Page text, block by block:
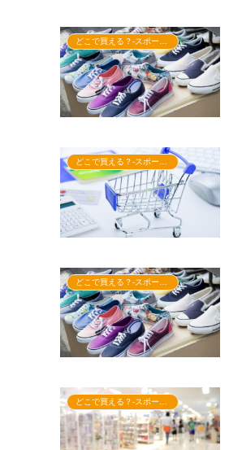
どこで買える？-スポーツ用品
どこで買える？-スポーツ用品